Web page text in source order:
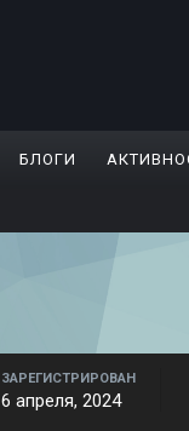
БЛОГИ
ЗАРЕГИСТРИРОВАН
6 апреля, 2024